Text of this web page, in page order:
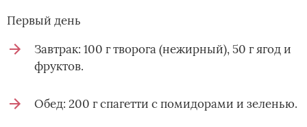
Первый день
Завтрак: 100 г творога (нежирный), 50 г ягод и
фруктов.
Обед: 200 г спагетти с помидорами и зеленью.